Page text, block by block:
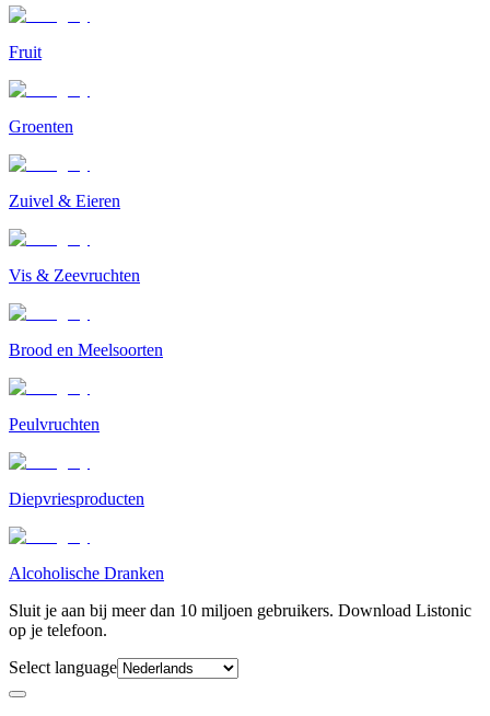
Fruit
Groenten
Zuivel & Eieren
Vis & Zeevruchten
Brood en Meelsoorten
Peulvruchten
Diepvriesproducten
Alcoholische Dranken
Sluit je aan bij meer dan 10 miljoen gebruikers. Download Listonic
op je telefoon.
Select language